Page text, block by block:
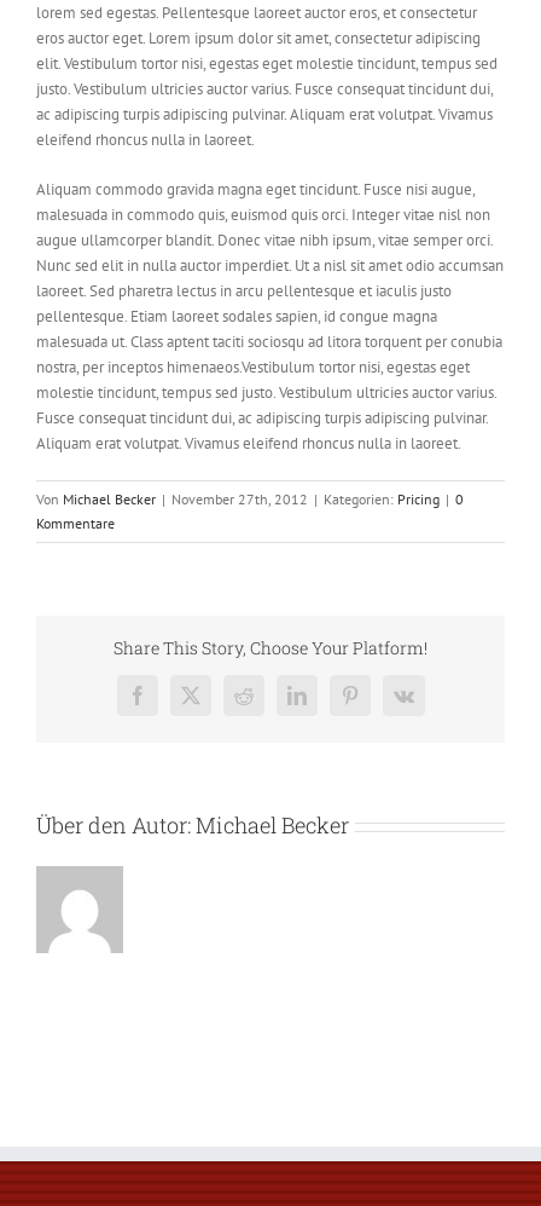
lorem sed egestas. Pellentesque laoreet auctor eros, et consectetur
eros auctor eget. Lorem ipsum dolor sit amet, consectetur adipiscing
elit. Vestibulum tortor nisi, egestas eget molestie tincidunt, tempus sed
justo. Vestibulum ultricies auctor varius. Fusce consequat tincidunt dui,
ac adipiscing turpis adipiscing pulvinar. Aliquam erat volutpat. Vivamus
eleifend rhoncus nulla in laoreet.
Aliquam commodo gravida magna eget tincidunt. Fusce nisi augue,
malesuada in commodo quis, euismod quis orci. Integer vitae nisl non
augue ullamcorper blandit. Donec vitae nibh ipsum, vitae semper orci.
Nunc sed elit in nulla auctor imperdiet. Ut a nisl sit amet odio accumsan
laoreet. Sed pharetra lectus in arcu pellentesque et iaculis justo
pellentesque. Etiam laoreet sodales sapien, id congue magna
malesuada ut. Class aptent taciti sociosqu ad litora torquent per conubia
nostra, per inceptos himenaeos.Vestibulum tortor nisi, egestas eget
molestie tincidunt, tempus sed justo. Vestibulum ultricies auctor varius.
Fusce consequat tincidunt dui, ac adipiscing turpis adipiscing pulvinar.
Aliquam erat volutpat. Vivamus eleifend rhoncus nulla in laoreet.
Von Michael Becker | November 27th, 2012 | Kategorien: Pricing | 0
Kommentare
Share This Story, Choose Your Platform!
Facebook
X RedditLinkedInPinterest
Vk
Über den Autor:Michael Becker